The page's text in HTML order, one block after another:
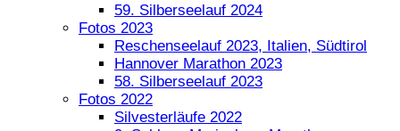
59. Silberseelauf 2024
Fotos 2023
Reschenseelauf 2023, Italien, Südtirol
Hannover Marathon 2023
58. Silberseelauf 2023
Fotos 2022
Silvesterläufe 2022